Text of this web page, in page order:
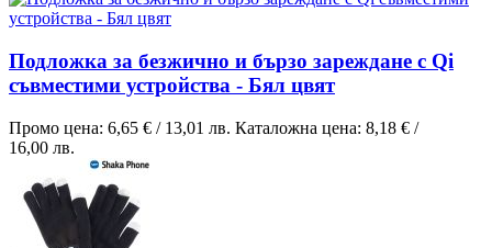
Подложка за безжично и бързо зареждане с Qi
съвместими устройства - Бял цвят
Промо цена: 6,65 € / 13,01 лв. Каталожна цена: 8,18 € /
16,00 лв.